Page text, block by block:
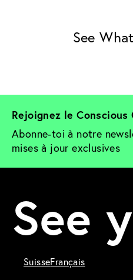
See
Rejoignez le Conscious
Abonne-toi à notre
mises à jour exclusives
See
SuisseFrançais